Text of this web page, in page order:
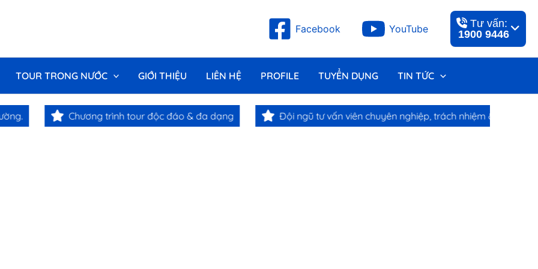
Facebook YouTube
Tư vấn:
1900 9446
TOUR TRONG NƯỚC GIỚI THIỆU LIÊN HỆ PROFILE TUYỂN DỤNG TIN TỨC
Chương trình tour độc đáo & đa dạng Đội ngũ tư vấn viên chuyên nghiệp, trách nhiệm & tận tâm